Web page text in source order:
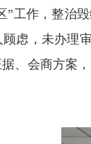
”工作，整治
虑，未办理
、会商方案